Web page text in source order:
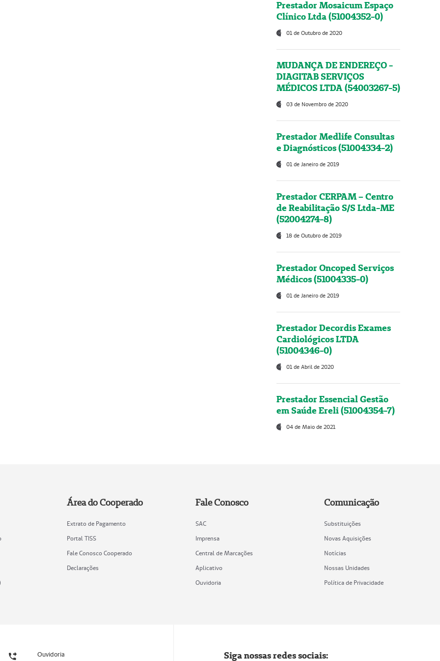
Prestador Mosaicum Espaço
Clínico Ltda (51004352-0)
01 de Outubro de 2020
MUDANÇA DE ENDEREÇO -
DIAGITAB SERVIÇOS
MÉDICOS LTDA (54003267-5)
03 de Novembro de 2020
Prestador Medlife Consultas
e Diagnósticos (51004334-2)
01 de Janeiro de 2019
Prestador CERPAM – Centro
de Reabilitação S/S Ltda-ME
(52004274-8)
18 de Outubro de 2019
Prestador Oncoped Serviços
Médicos (51004335-0)
01 de Janeiro de 2019
Prestador Decordis Exames
Cardiológicos LTDA
(51004346-0)
01 de Abril de 2020
Prestador Essencial Gestão
em Saúde Ereli (51004354-7)
04 de Maio de 2021
Área do Cooperado
Extrato de Pagamento
Portal TISS
Fale Conosco Cooperado
Declarações
Fale Conosco
SAC
Imprensa
Central de Marcações
Aplicativo
Ouvidoria
Comunicação
Substituições
Novas Aquisições
Notícias
Nossas Unidades
Política de Privacidade
Ouvidoria Siga nossas redes sociais: